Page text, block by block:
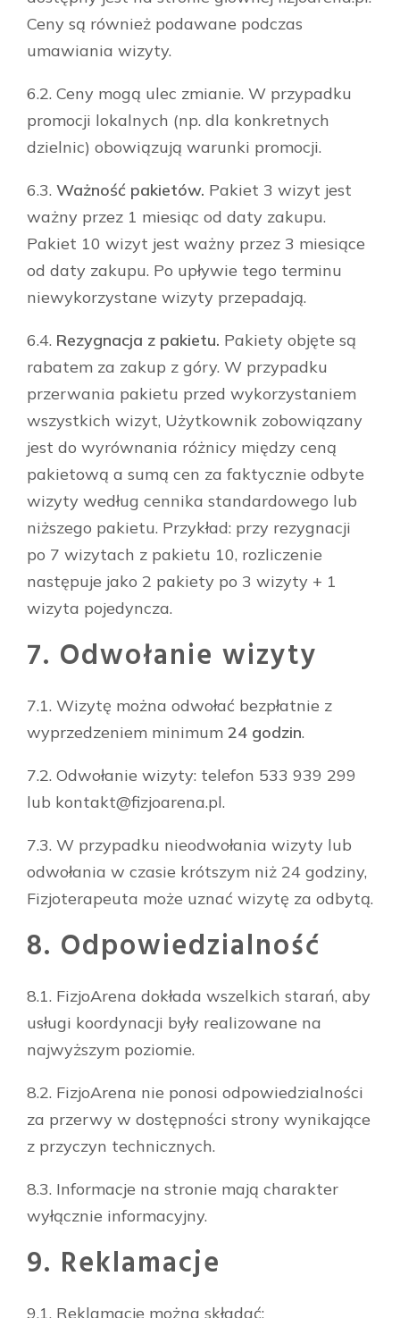
Ceny są również podawane podczas
umawiania wizyty.
6.2. Ceny mogą ulec zmianie. W przypadku
promocji lokalnych (np. dla konkretnych
dzielnic) obowiązują warunki promocji.
6.3. Ważność pakietów. Pakiet 3 wizyt jest
ważny przez 1 miesiąc od daty zakupu.
Pakiet 10 wizyt jest ważny przez 3 miesiące
od daty zakupu. Po upływie tego terminu
niewykorzystane wizyty przepadają.
6.4. Rezygnacja z pakietu. Pakiety objęte są
rabatem za zakup z góry. W przypadku
przerwania pakietu przed wykorzystaniem
wszystkich wizyt, Użytkownik zobowiązany
jest do wyrównania różnicy między ceną
pakietową a sumą cen za faktycznie odbyte
wizyty według cennika standardowego lub
niższego pakietu. Przykład: przy rezygnacji
po 7 wizytach z pakietu 10, rozliczenie
następuje jako 2 pakiety po 3 wizyty + 1
wizyta pojedyncza.
7. Odwołanie wizyty
7.1. Wizytę można odwołać bezpłatnie z
wyprzedzeniem minimum 24 godzin.
7.2. Odwołanie wizyty: telefon 533 939 299
lub kontakt@fizjoarena.pl.
7.3. W przypadku nieodwołania wizyty lub
odwołania w czasie krótszym niż 24 godziny,
Fizjoterapeuta może uznać wizytę za odbytą.
8. Odpowiedzialność
8.1. FizjoArena dokłada wszelkich starań, aby
usługi koordynacji były realizowane na
najwyższym poziomie.
8.2. FizjoArena nie ponosi odpowiedzialności
za przerwy w dostępności strony wynikające
z przyczyn technicznych.
8.3. Informacje na stronie mają charakter
wyłącznie informacyjny.
9. Reklamacje
9.1. Reklamacje można składać: